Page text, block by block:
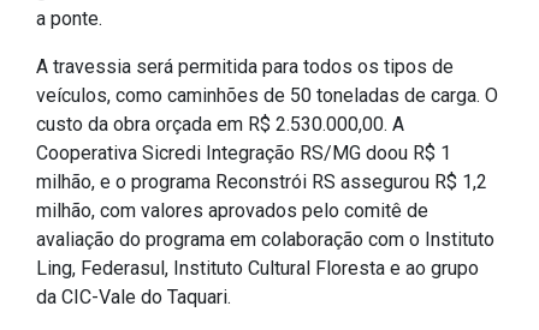
Diário Oficial (Novo)
Diário Oficial (Até 30/04)
Recursos Humanos
Processo Seletivo
Seletivo Simplificado
Concursos
a ponte.
A travessia será permitida para todos os tipos de
veículos, como caminhões de 50 toneladas de carga. O
custo da obra orçada em R$ 2.530.000,00. A
Cooperativa Sicredi Integração RS/MG doou R$ 1
milhão, e o programa Reconstrói RS assegurou R$ 1,2
milhão, com valores aprovados pelo comitê de
avaliação do programa em colaboração com o Instituto
Ling, Federasul, Instituto Cultural Floresta e ao grupo
da CIC-Vale do Taquari.